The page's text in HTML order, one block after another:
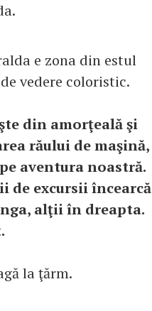
e zona din estul
vedere coloristic.
din amorţeală şi
răului de maşină,
aventura noastră.
de excursii încearcă
alţii în dreapta.
la ţărm.